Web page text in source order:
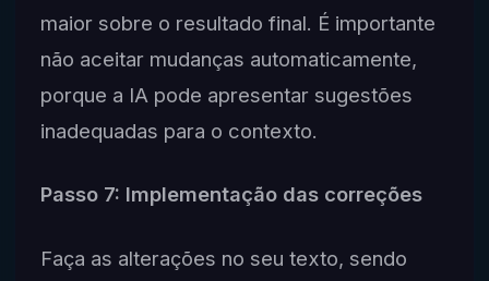
maior sobre o resultado final. É importante
não aceitar mudanças automaticamente,
porque a IA pode apresentar sugestões
inadequadas para o contexto.
Passo 7: Implementação das correções
Faça as alterações no seu texto, sendo